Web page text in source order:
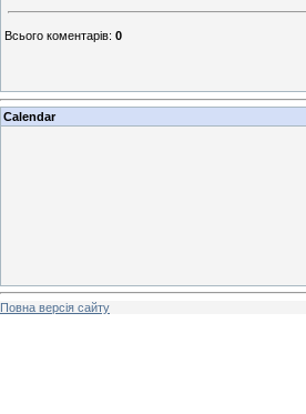
Всього коментарів: 0
Calendar
Повна версія сайту